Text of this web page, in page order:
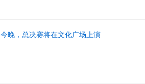
今晚，总决赛将在文化广场上演